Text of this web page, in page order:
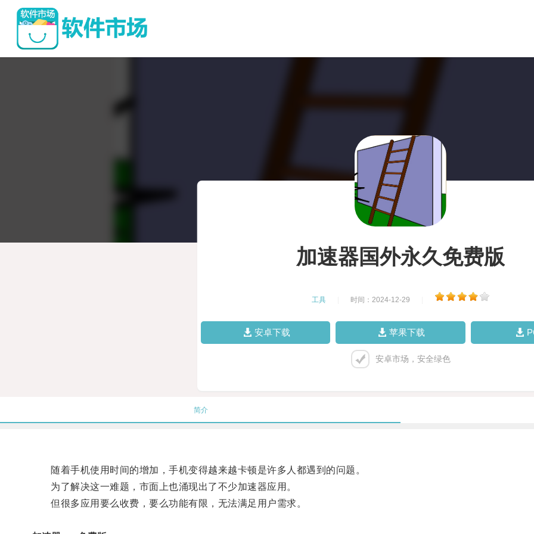
加速器国外永久免费版
工具 时间：2024-12-29
安卓下载 苹果下载
安卓市场，安全绿色
简介
随着手机使用时间的增加，手机变得越来越卡顿是许多人都遇到的问题。
为了解决这一难题，市面上也涌现出了不少加速器应用。
但很多应用要么收费，要么功能有限，无法满足用户需求。